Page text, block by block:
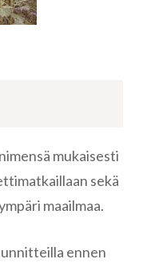
mukaisesti
sekä
maailmaa.
ennen